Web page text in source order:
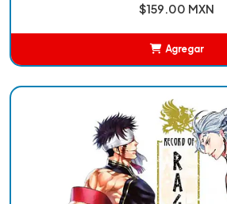
$159.00 MXN
Agregar